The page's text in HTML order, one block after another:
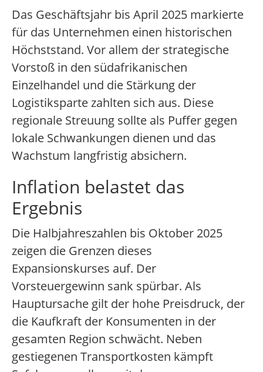
Das Geschäftsjahr bis April 2025 markierte
für das Unternehmen einen historischen
Höchststand. Vor allem der strategische
Vorstoß in den südafrikanischen
Einzelhandel und die Stärkung der
Logistiksparte zahlten sich aus. Diese
regionale Streuung sollte als Puffer gegen
lokale Schwankungen dienen und das
Wachstum langfristig absichern.
Inflation belastet das
Ergebnis
Die Halbjahreszahlen bis Oktober 2025
zeigen die Grenzen dieses
Expansionskurses auf. Der
Vorsteuergewinn sank spürbar. Als
Hauptursache gilt der hohe Preisdruck, der
die Kaufkraft der Konsumenten in der
gesamten Region schwächt. Neben
gestiegenen Transportkosten kämpft